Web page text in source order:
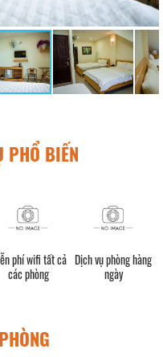
PHỔ BIẾN
phí wifi tất cả
các phòng
Dịch vụ phòng hàng
ngày